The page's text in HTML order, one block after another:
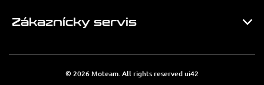
Zákaznícky servis
© 2026 Moteam. All rights reservedui42